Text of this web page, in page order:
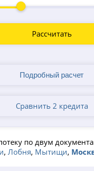
Рассчитать
Сравнить 2 кредита
по двум
,Лобня, Мытищи,